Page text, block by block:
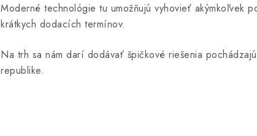
Moderné technológie tu umožňujú vyhovieť akýmkoľvek
krátkych dodacích termínov.
Na trh sa nám darí dodávať špičkové riešenia
republike.